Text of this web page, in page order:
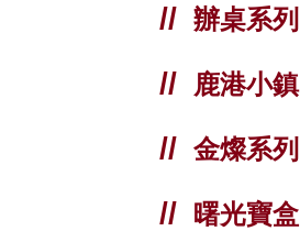
辦桌系列
鹿港小鎮
金燦系列
曙光寶盒